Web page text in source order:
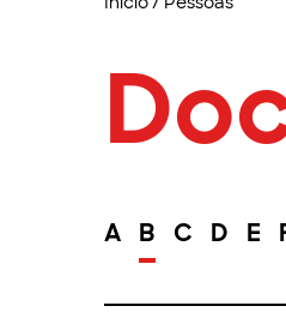
A B C D E